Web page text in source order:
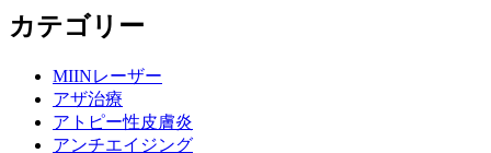
カテゴリー
MIINレーザー
アザ治療
アトピー性皮膚炎
アンチエイジング